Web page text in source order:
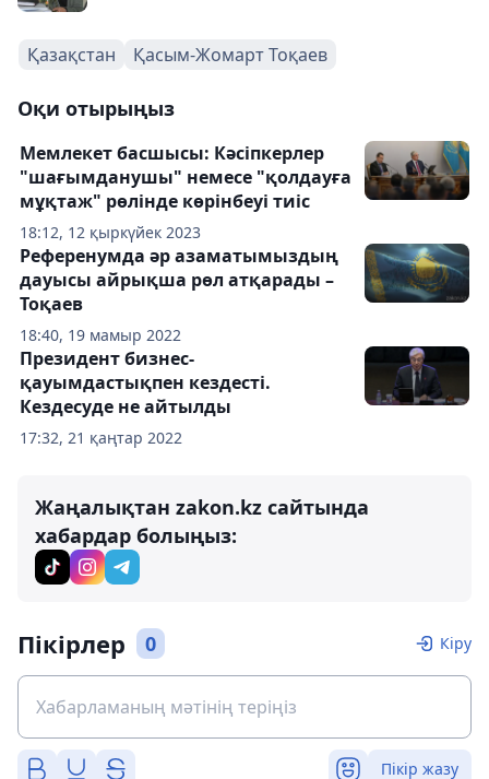
Қазақстан Қасым-Жомарт Тоқаев
Оқи отырыңыз
18:12, 12 қыркүйек 2023
Мемлекет басшысы: Кәсіпкерлер
"шағымданушы" немесе "қолдауға
мұқтаж" рөлінде көрінбеуі тиіс
18:40, 19 мамыр 2022
Референумда әр азаматымыздың
дауысы айрықша рөл атқарады –
Тоқаев
17:32, 21 қаңтар 2022
Президент бизнес-
қауымдастықпен кездесті.
Кездесуде не айтылды
Жаңалықтан zakon.kz сайтында
хабардар болыңыз:
Пікірлер 0 Кіру
Пікір жазу